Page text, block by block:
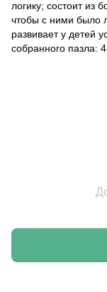
логику; состоит из
чтобы с ними было
развивает у детей
собранного пазла: